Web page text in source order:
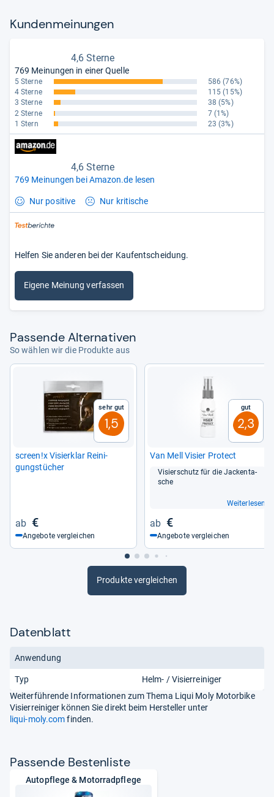
Kun­den­mei­nun­gen
4,6 Sterne
769 Meinungen in einer Quelle
5 Sterne 586 (76%)
4 Sterne
115 (15%)
3 Sterne
38 (5%)
2 Sterne
7 (1%)
1 Stern
23 (3%)
4,6 Sterne
769 Meinungen bei Amazon.de lesen
Nur positive Nur kritische
Helfen Sie anderen bei der Kaufentscheidung.
Eigene Meinung verfassen
Pas­sende Alter­na­ti­ven
So wählen wir die Produkte aus
Sehr gut
1,5
screen!x Visier­klar Rei­ni­
gungs­tü­cher
€
Angebote vergleichen
Gut
2,3
Van Mell Visier Pro­tect
Visier­schutz für die Jack­en­ta­
sche
Weiterlesen
€
Angebote vergleichen
Produkte vergleichen
Datenblatt
Anwendung
Typ
Helm- / Visierreiniger
Weiterführende Informationen zum Thema Liqui Moly Motorbike
Visierreiniger können Sie direkt beim Hersteller unter
liqui-moly.comfinden.
Pas­sende Bes­ten­liste
Autopflege & Motorradpflege